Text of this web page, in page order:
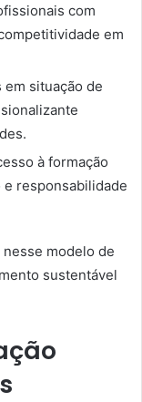
com
em
em situação de
à formação
responsabilidade
modelo de
sustentável